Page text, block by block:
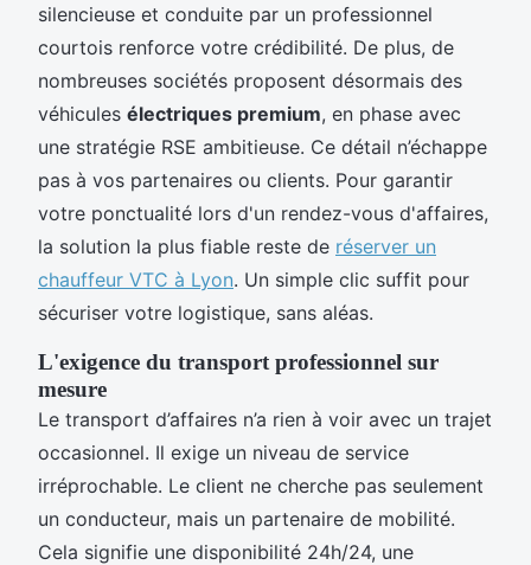
silencieuse et conduite par un professionnel
courtois renforce votre crédibilité. De plus, de
nombreuses sociétés proposent désormais des
véhicules électriques premium, en phase avec
une stratégie RSE ambitieuse. Ce détail n’échappe
pas à vos partenaires ou clients. Pour garantir
votre ponctualité lors d'un rendez-vous d'affaires,
la solution la plus fiable reste de réserver un
chauffeur VTC à Lyon. Un simple clic suffit pour
sécuriser votre logistique, sans aléas.
L'exigence du transport professionnel sur
mesure
Le transport d’affaires n’a rien à voir avec un trajet
occasionnel. Il exige un niveau de service
irréprochable. Le client ne cherche pas seulement
un conducteur, mais un partenaire de mobilité.
Cela signifie une disponibilité 24h/24, une